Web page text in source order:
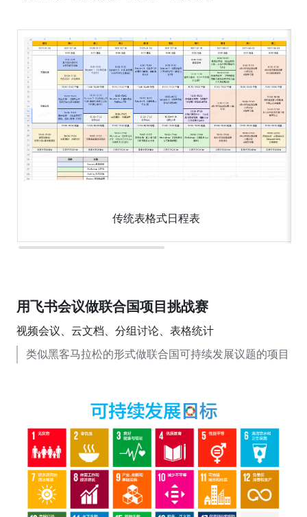
传统表格式日程表
用飞书会议做联合国项目挑战赛
视频会议、云文档、分组讨论、表格统计
类似黑客马拉松的形式做联合国可持续发展议题的项目